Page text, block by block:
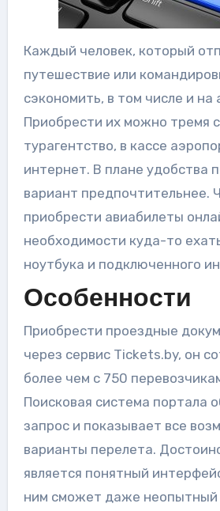
Каждый человек, который
путешествие или
сэкономить, в том числе и на
Приобрести их можно тремя
турагентство, в кассе
интернет. В плане удобства
вариант предпочтительнее.
приобрести авиабилеты
необходимости куда-то
ноутбука и подключенного
Особенности
Приобрести проездные
через сервис Tickets.by, он
более чем с 750
Поисковая система портала
запрос и показывает все
варианты перелета.
является понятный
ним сможет даже неопытный